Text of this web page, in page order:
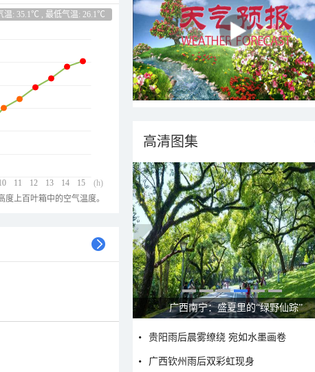
温: 35.1℃ , 最低气温: 26.1℃
11 12 13 14 15 (h)
上百叶箱中的空气温度。
高清图集
呼伦贝尔草原 藏着最治愈的蓝天白云
贵阳雨后晨雾缭绕 宛如水墨画卷
广西钦州雨后双彩虹现身